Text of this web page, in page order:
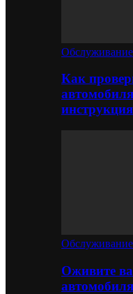
Обслуживание
Как
инструкция
Обслуживание
Оживите
автомобиля